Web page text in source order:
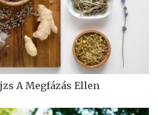
A Megfázás Ellen